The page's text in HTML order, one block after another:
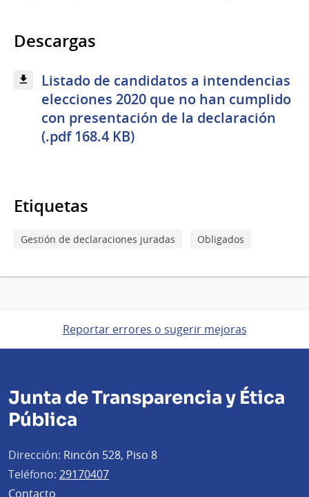
Descargas
Listado de candidatos a intendencias
elecciones 2020 que no han cumplido
con presentación de la declaración
(.pdf 168.4 KB)
Etiquetas
Gestión de declaraciones juradas Obligados
Reportar errores o sugerir mejoras
Junta de Transparencia y Ética
Pública
Dirección: Rincón 528, Piso 8
Teléfono: 29170407
Contacto